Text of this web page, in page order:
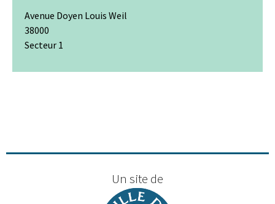
Avenue Doyen Louis Weil
38000
Secteur 1
Un site de